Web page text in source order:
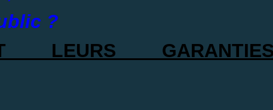
?
LEURS GARANTIES